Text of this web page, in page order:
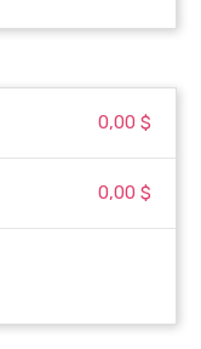
0,00 $
0,00 $